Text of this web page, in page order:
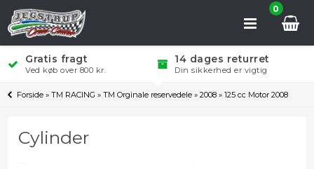
0
Gratis fragt
Ved køb over 800 kr.
14 dages returret
Din sikkerhed er vigtig
Forside »TM RACING »TM Orginale reservedele »2008 »125 cc Motor 2008
Cylinder